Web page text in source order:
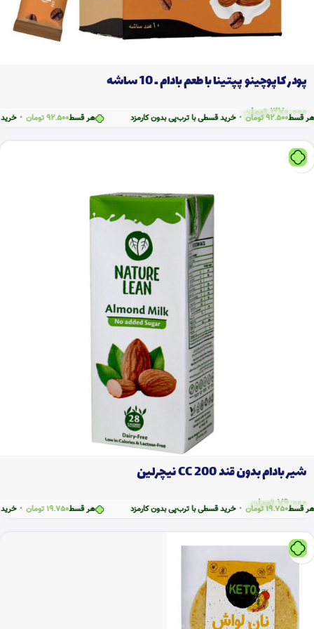
هر قسط92.500تومان • خرید قسطی با تومان • خرید قسطی با ترب‌پی بدون کارمزد
پودر کاپوچینو پپتینا با طعم بادام ـ 10 ساشه
370.000تومان
هر قسط19.750تومان • خرید قسطی با تومان • خرید قسطی با ترب‌پی بدون کارمزد
شیر بادام بدون قند 200 CC نیچرلین
79.000تومان